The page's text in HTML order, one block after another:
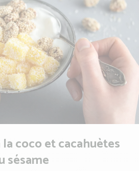
coco et cacahuètes
sésame